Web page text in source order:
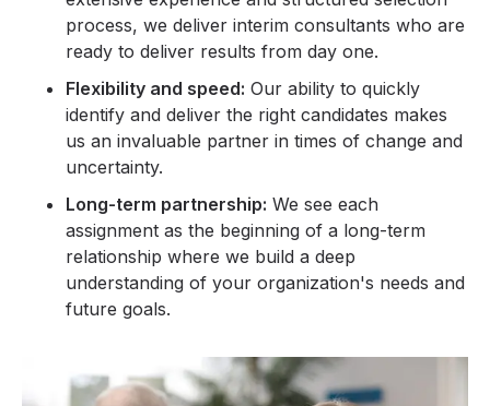
process, we deliver interim consultants who are
ready to deliver results from day one.
Flexibility and speed: Our ability to quickly
identify and deliver the right candidates makes
us an invaluable partner in times of change and
uncertainty.
Long-term partnership: We see each
assignment as the beginning of a long-term
relationship where we build a deep
understanding of your organization's needs and
future goals.